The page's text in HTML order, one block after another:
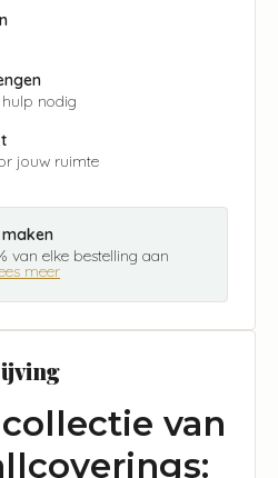
hulp nodig
jouw ruimte
van elke bestelling aan
meer
van